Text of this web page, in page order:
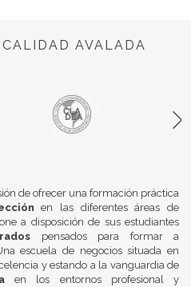
AVALADA
de ofrecer una formación práctica
en las diferentes áreas de
a disposición de sus estudiantes
pensados para formar a
escuela de negocios situada en
y estando a la vanguardia de
en los entornos profesional y